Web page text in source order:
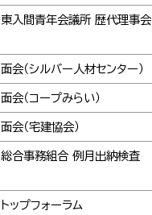
東入間青年会議所 歴代理事会
面会（シルバー人材センター）
面会（コープみらい）
面会（宅建協会）
総合事務組合 例月出納検査
トップフォーラム